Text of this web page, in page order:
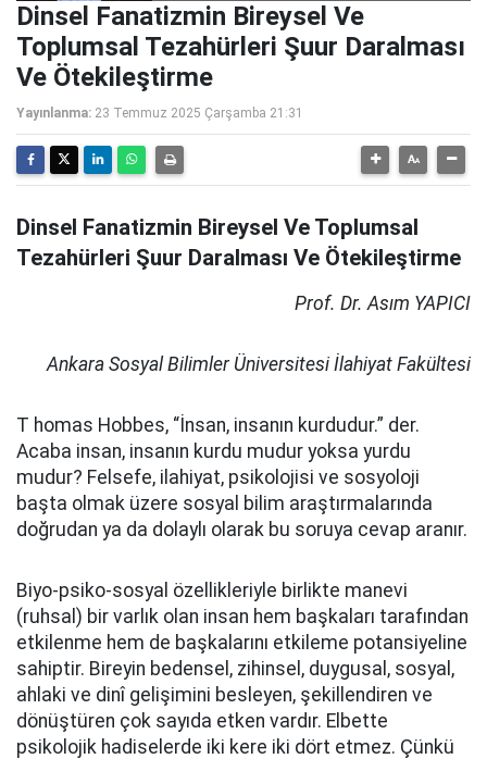
Dinsel Fanatizmin Bireysel Ve
Toplumsal Tezahürleri Şuur Daralması
Ve Ötekileştirme
Yayınlanma: 23 Temmuz 2025 Çarşamba 21:31
Dinsel Fanatizmin Bireysel Ve Toplumsal
Tezahürleri Şuur Daralması Ve Ötekileştirme
Prof. Dr. Asım YAPICI
Ankara Sosyal Bilimler Üniversitesi İlahiyat Fakültesi
T homas Hobbes, “İnsan, insanın kurdudur.” der.
Acaba insan, insanın kurdu mudur yoksa yurdu
mudur? Felsefe, ilahiyat, psikolojisi ve sosyoloji
başta olmak üzere sosyal bilim araştırmalarında
doğrudan ya da dolaylı olarak bu soruya cevap aranır.
Biyo-psiko-sosyal özellikleriyle birlikte manevi
(ruhsal) bir varlık olan insan hem başkaları tarafından
etkilenme hem de başkalarını etkileme potansiyeline
sahiptir. Bireyin bedensel, zihinsel, duygusal, sosyal,
ahlaki ve dinî gelişimini besleyen, şekillendiren ve
dönüştüren çok sayıda etken vardır. Elbette
psikolojik hadiselerde iki kere iki dört etmez. Çünkü